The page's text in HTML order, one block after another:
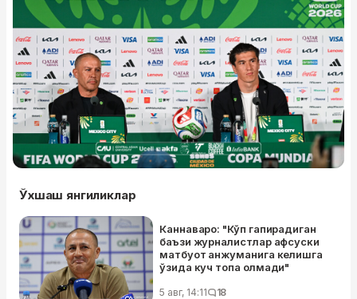
Ўхшаш янгиликлар
Каннаваро: "Кўп гапирадиган
баъзи журналистлар афсуски
матбуот анжуманига келишга
ўзида куч топа олмади"
5 авг, 14:11 18